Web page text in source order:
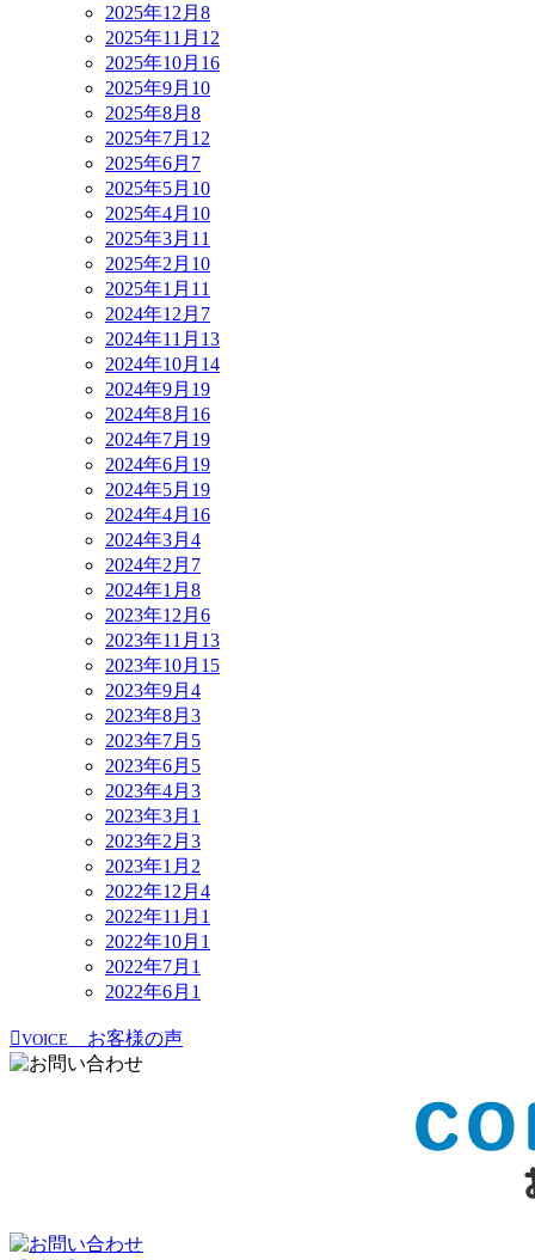
2025年12月 8
2025年11月 12
2025年10月 16
2025年9月 10
2025年8月 8
2025年7月 12
2025年6月 7
2025年5月 10
2025年4月 10
2025年3月 11
2025年2月 10
2025年1月 11
2024年12月 7
2024年11月 13
2024年10月 14
2024年9月 19
2024年8月 16
2024年7月 19
2024年6月 19
2024年5月 19
2024年4月 16
2024年3月 4
2024年2月 7
2024年1月 8
2023年12月 6
2023年11月 13
2023年10月 15
2023年9月 4
2023年8月 3
2023年7月 5
2023年6月 5
2023年4月 3
2023年3月 1
2023年2月 3
2023年1月 2
2022年12月 4
2022年11月 1
2022年10月 1
2022年7月 1
2022年6月 1
VOICE お客様の声